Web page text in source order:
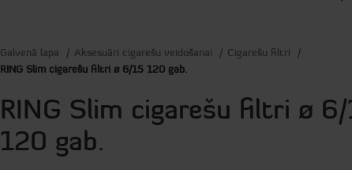
Galvenā lapa
Aksesuāri cigarešu veidošanai
Cigarešu filtri
RING Slim cigarešu filtri ø 6/15 120 gab.
RING Slim cigarešu filtri ø 6/
120 gab.